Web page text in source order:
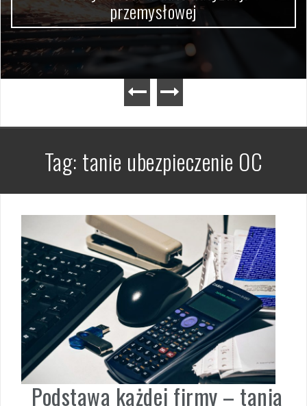
przemysłowej
Tag: tanie ubezpieczenie OC
Podstawa każdej firmy – tania